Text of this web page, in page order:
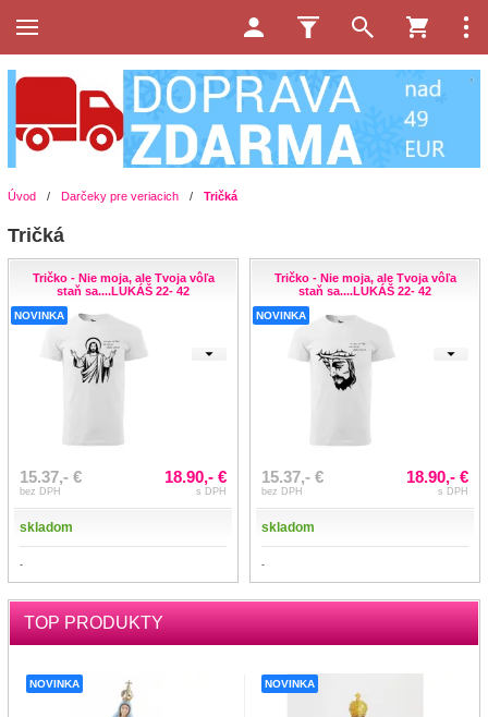
Úvod / Darčeky pre veriacich / Tričká
Tričká
Tričko - Nie moja, ale Tvoja vôľa
staň sa....LUKÁŠ 22- 42
NOVINKA
15.37,- €
bez DPH
18.90,- €
s DPH
skladom
-
Tričko - Nie moja, ale Tvoja vôľa
staň sa....LUKÁŠ 22- 42
NOVINKA
15.37,- €
bez DPH
18.90,- €
s DPH
skladom
-
TOP PRODUKTY
NOVINKA NOVINKA